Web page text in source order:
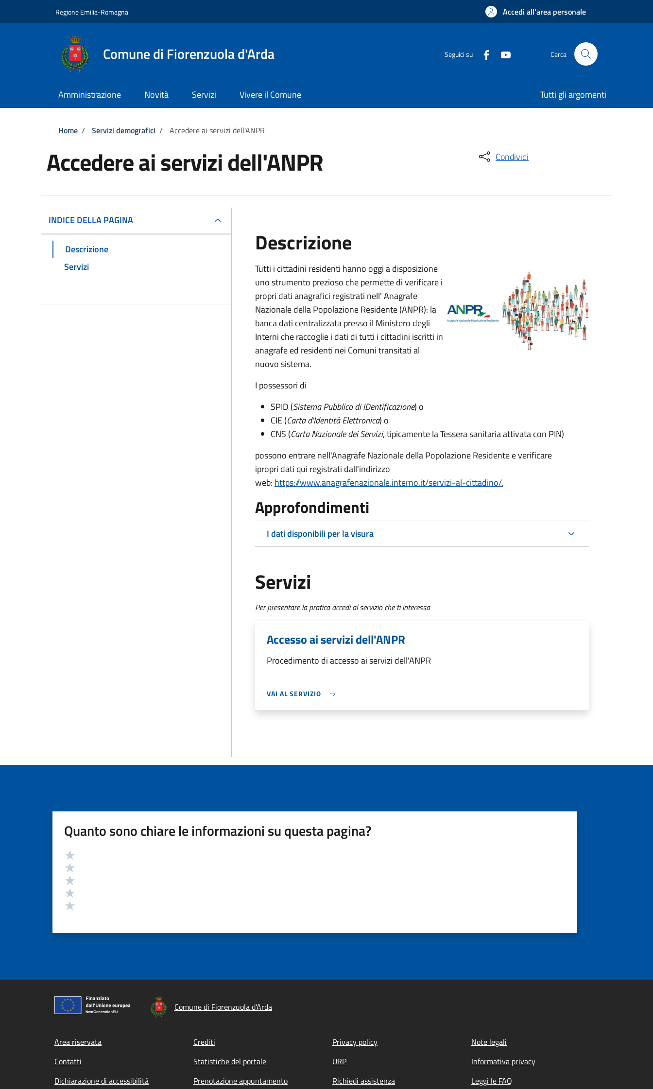
Regione Emilia-Romagna Accedi all'area personale
Comune di Fiorenzuola d'Arda Seguici su Cerca
Amministrazione Novità Servizi Vivere il Comune Tutti gli argomenti
Briciole di pane
Home / Servizi demografici / Accedere ai servizi dell'ANPR
Accedere ai servizi dell'ANPR Condividi
INDICE DELLA PAGINA
Descrizione
Servizi
Descrizione
Tutti i cittadini residenti hanno oggi a disposizione
uno strumento prezioso che permette di verificare i
propri dati anagrafici registrati nell' Anagrafe
Nazionale della Popolazione Residente (ANPR): la
banca dati centralizzata presso il Ministero degli
Interni che raccoglie i dati di tutti i cittadini iscritti in
anagrafe ed residenti nei Comuni transitati al
nuovo sistema.
I possessori di
SPID (Sistema Pubblico di IDentificazione) o
CIE (Carta d'Identità Elettronica) o
CNS (Carta Nazionale dei Servizi, tipicamente la Tessera sanitaria attivata con PIN)
possono entrare nell'Anagrafe Nazionale della Popolazione Residente e verificare
ipropri dati qui registrati dall'indirizzo
web: https://www.anagrafenazionale.interno.it/servizi-al-cittadino/,
Approfondimenti
I dati disponibili per la visura
Servizi
Per presentare la pratica accedi al servizio che ti interessa
Accesso ai servizi dell'ANPR
Procedimento di accesso ai servizi dell'ANPR
VAI AL SERVIZIO
Quanto sono chiare le informazioni su questa pagina?
Valutazione
Comune di Fiorenzuola d'Arda
Footer menu
Area riservata Crediti Privacy policy
Note legali
Contatti
Statistiche del portale URP
Informativa privacy
Dichiarazione di accessibilità
Prenotazione appuntamento Richiedi assistenza Leggi le FAQ